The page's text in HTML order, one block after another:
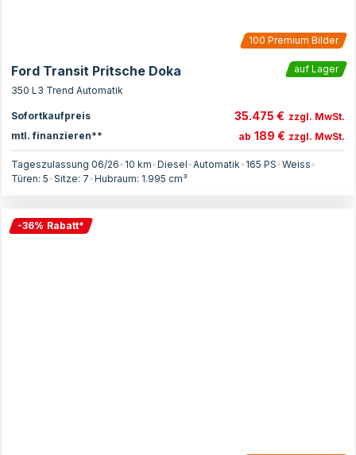
100 Premium Bilder
Ford Transit Pritsche Doka
auf Lager
350 L3 Trend Automatik
Sofortkaufpreis 35.475 € zzgl. MwSt.
mtl. finanzieren**
ab 189 € zzgl. MwSt.
Tageszulassung 06/26• 10 km•Diesel•Automatik• 165 PS•Weiss•
Türen: 5•Sitze: 7•Hubraum: 1.995 cm³
-36% Rabatt*